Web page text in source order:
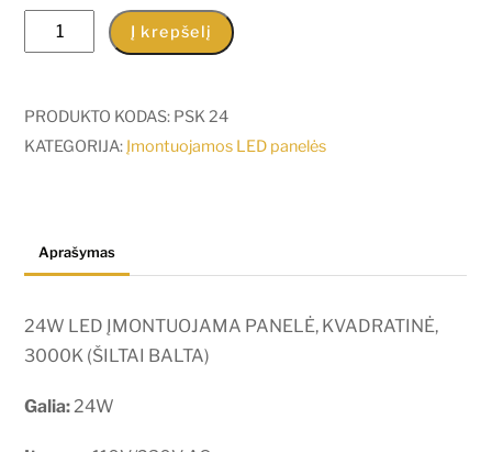
produkto
kiekis:
LED
ĮMONTUOJAMA
(ŠILTAI
Į krepšelį
PRODUKTO KODAS: PSK 24
KATEGORIJA: Įmontuojamos LED panelės
Aprašymas
24W LED ĮMONTUOJAMA PANELĖ, KVADRATINĖ,
3000K (ŠILTAI BALTA)
Galia:24W